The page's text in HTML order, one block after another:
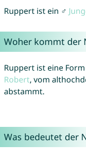
Ruppert ist ein ♂
Woher kommt der
Ruppert ist eine
Robert, vom
abstammt.
Was bedeutet der